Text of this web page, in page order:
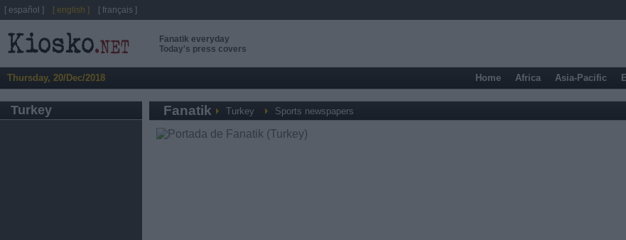
Fanatik everyday
Today's press covers
Thursday, 20/Dec/2018 Home Africa Asia-Pacific
Turkey Fanatik Turkey Sports newspapers
[ español ] [ english ] [ français ]